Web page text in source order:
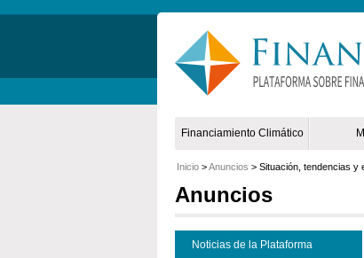
Financiamiento Climático
Inicio >Anuncios > Situación, tendencias y
Anuncios
Noticias de la Plataforma